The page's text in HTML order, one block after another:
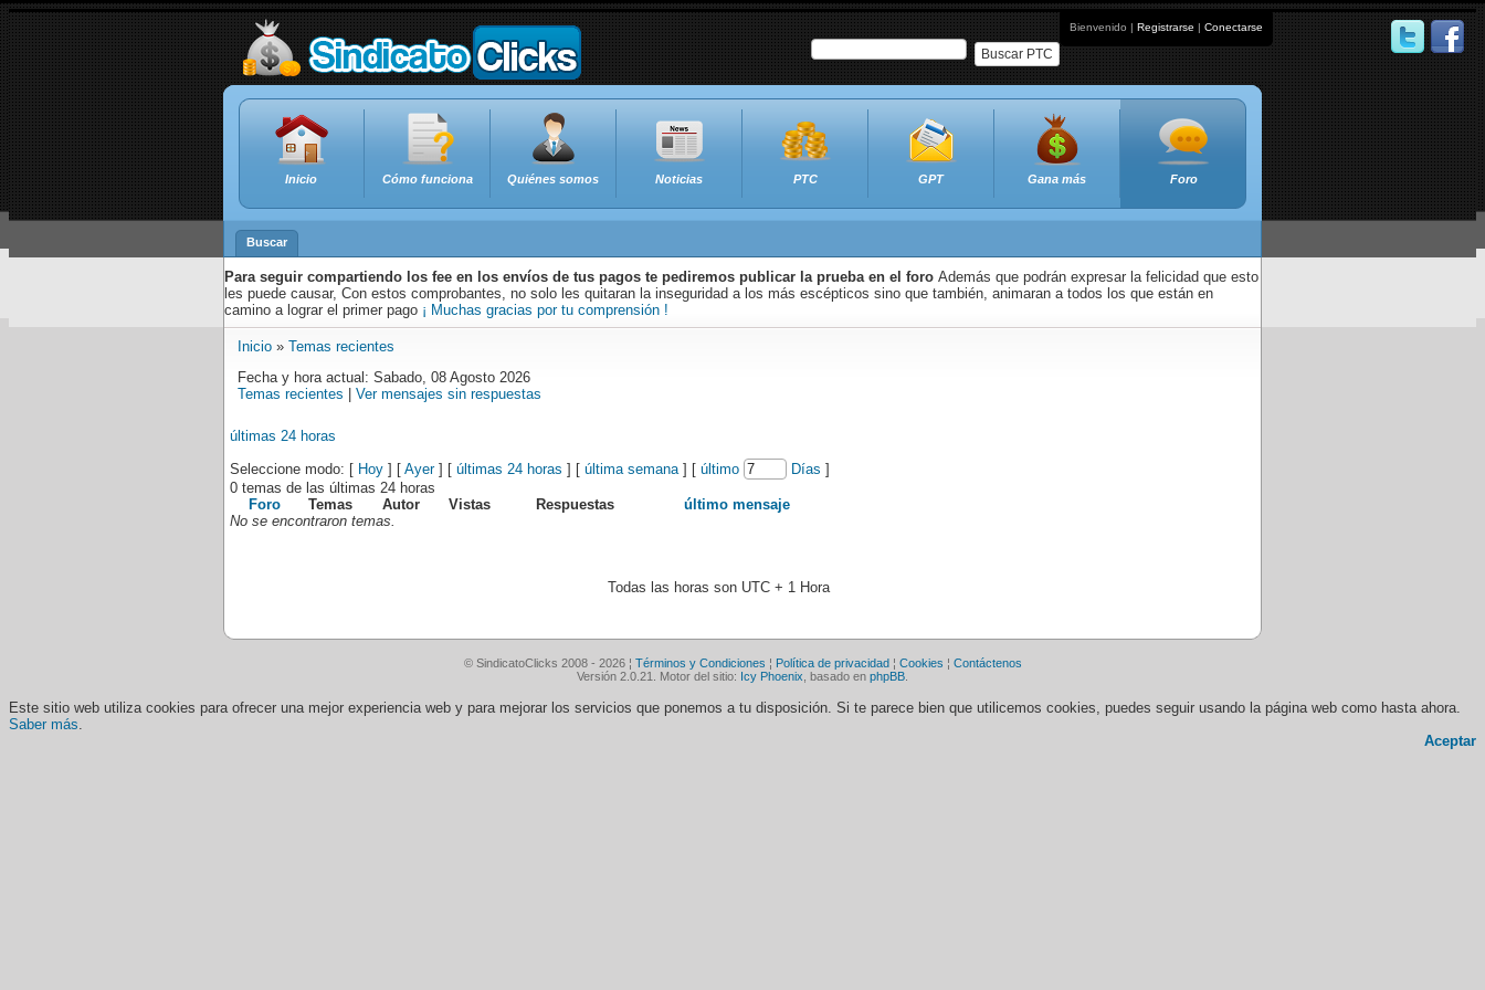
Bienvenido | Registrarse | Conectarse
Buscar PTC
Inicio Cómo funciona Quiénes somos Noticias PTC GPT Gana más Foro
Buscar
Para seguir compartiendo los fee en los envíos de tus pagos te pediremos publicar la prueba en el foro Además que podrán expresar la felicidad que esto
les puede causar, Con estos comprobantes, no solo les quitaran la inseguridad a los más escépticos sino que también, animaran a todos los que están en
camino a lograr el primer pago ¡ Muchas gracias por tu comprensión !
Inicio » Temas recientes
Fecha y hora actual: Sabado, 08 Agosto 2026
Temas recientes
Ver mensajes sin respuestas
últimas 24 horas
Seleccione modo: [ Hoy ] [ Ayer] [ últimas 24 horas ] [ última semana] [ último Días ]
0 temas de las últimas 24 horas
Foro
Temas Autor Vistas Respuestas
último mensaje
No se encontraron temas.
Todas las horas son UTC + 1 Hora
© SindicatoClicks 2008 - 2026 ¦ Términos y Condiciones ¦ Política de privacidad¦ Cookies ¦ Contáctenos
Versión 2.0.21. Motor del sitio: Icy Phoenix , basado en phpBB
Este sitio web utiliza cookies para ofrecer una mejor experiencia web y para mejorar los servicios que ponemos a tu disposición. Si te parece bien que utilicemos cookies, puedes seguir usando la página web como hasta ahora.
Saber más.
Aceptar